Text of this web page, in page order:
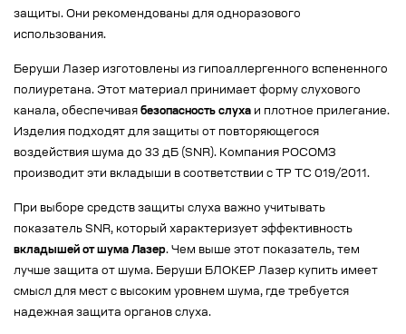
защиты. Они рекомендованы для одноразового
использования.
Беруши Лазер изготовлены из гипоаллергенного вспененного
полиуретана. Этот материал принимает форму слухового
канала, обеспечивая безопасность слуха и плотное прилегание.
Изделия подходят для защиты от повторяющегося
воздействия шума до 33 дБ (SNR). Компания РОСОМЗ
производит эти вкладыши в соответствии с ТР ТС 019/2011.
При выборе средств защиты слуха важно учитывать
показатель SNR, который характеризует эффективность
вкладышей от шума Лазер. Чем выше этот показатель, тем
лучше защита от шума. Беруши БЛОКЕР Лазер купить имеет
смысл для мест с высоким уровнем шума, где требуется
надежная защита органов слуха.